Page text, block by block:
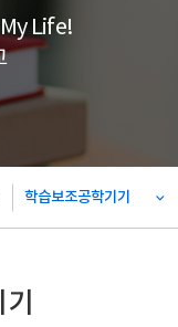
Life!
학습보조공학기기